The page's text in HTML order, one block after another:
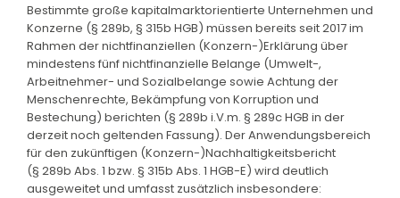
Bestimmte große kapitalmarktorientierte Unternehmen und
Konzerne (§ 289b, § 315b HGB) müssen bereits seit 2017 im
Rahmen der nichtfinanziellen (Konzern-)Erklärung über
mindestens fünf nichtfinanzielle Belange (Umwelt-,
Arbeitnehmer- und Sozialbelange sowie Achtung der
Menschenrechte, Bekämpfung von Korruption und
Bestechung) berichten (§ 289b i.V.m. § 289c HGB in der
derzeit noch geltenden Fassung). Der Anwendungsbereich
für den zukünftigen (Konzern-)Nachhaltigkeitsbericht
(§ 289b Abs. 1 bzw. § 315b Abs. 1 HGB-E) wird deutlich
ausgeweitet und umfasst zusätzlich insbesondere: